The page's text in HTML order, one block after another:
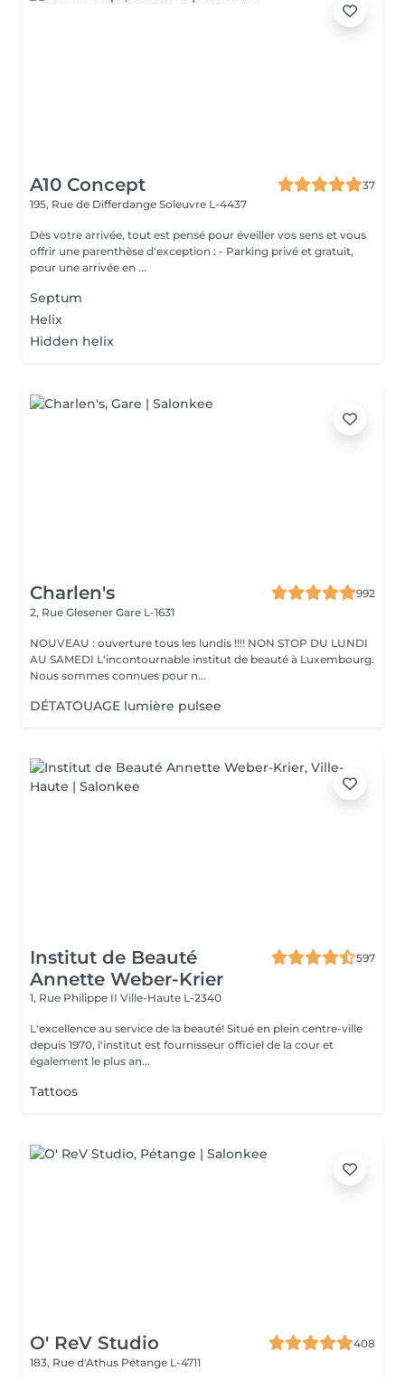
A10 Concept
37
195, Rue de Differdange Soleuvre L-4437
Dès votre arrivée, tout est pensé pour éveiller vos sens et vous
offrir une parenthèse d'exception : - Parking privé et gratuit,
pour une arrivée en ...
Septum
Helix
Hidden helix
Charlen's
992
2, Rue Glesener Gare L-1631
NOUVEAU : ouverture tous les lundis !!!! NON STOP DU LUNDI
AU SAMEDI L'incontournable institut de beauté à Luxembourg.
Nous sommes connues pour n...
DÉTATOUAGE lumière pulsee
Institut de Beauté
Annette Weber-Krier
597
1, Rue Philippe II Ville-Haute L-2340
L'excellence au service de la beauté! Situé en plein centre-ville
depuis 1970, l'institut est fournisseur officiel de la cour et
également le plus an...
Tattoos
O' ReV Studio
408
183, Rue d'Athus Pétange L-4711